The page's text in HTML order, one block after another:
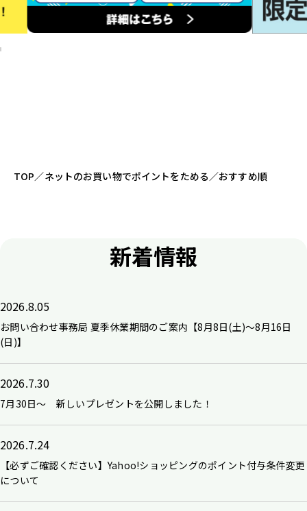
TOP／ネットのお買い物でポイントをためる ／おすすめ順
新着情報
2026.8.05
お問い合わせ事務局 夏季休業期間のご案内【8月8日(土)～8月16日
(日)】
2026.7.30
7月30日～ 新しいプレゼントを公開しました！
2026.7.24
【必ずご確認ください】Yahoo!ショッピングのポイント付与条件変更
について